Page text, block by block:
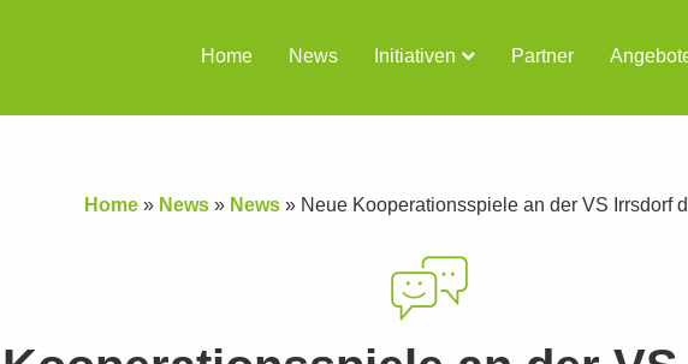
Home News Initiativen Partner
Home» News» News» Neue Kooperationsspiele an der VS Irrsdorf